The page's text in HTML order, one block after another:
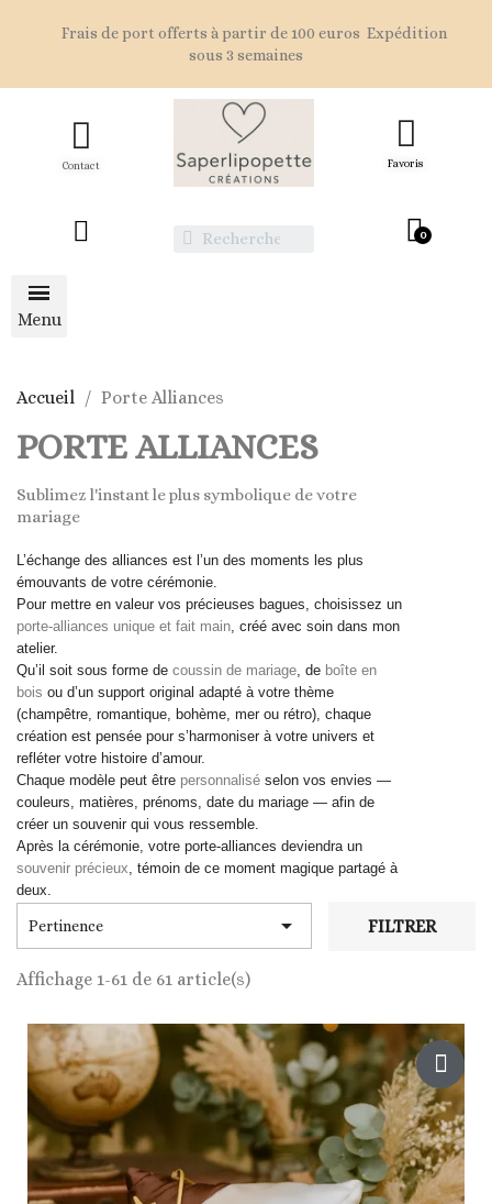
Frais de port offerts à partir de 100 euros Expédition
sous 3 semaines
Contact Favoris
Accueil Porte Alliances
PORTE ALLIANCES
Sublimez l'instant le plus symbolique de votre
mariage
L’échange des alliances est l’un des moments les plus
émouvants de votre cérémonie.
Pour mettre en valeur vos précieuses bagues, choisissez un
porte-alliances unique et fait main , créé avec soin dans mon
atelier.
Qu’il soit sous forme de coussin de mariage , de boîte en
bois ou d’un support original adapté à votre thème
(champêtre, romantique, bohème, mer ou rétro), chaque
création est pensée pour s’harmoniser à votre univers et
refléter votre histoire d’amour.
Chaque modèle peut être personnalisé selon vos envies —
couleurs, matières, prénoms, date du mariage — afin de
créer un souvenir qui vous ressemble.
Après la cérémonie, votre porte-alliances deviendra un
souvenir précieux , témoin de ce moment magique partagé à
deux.
Pertinence  FILTRER
Affichage 1-61 de 61 article(s)